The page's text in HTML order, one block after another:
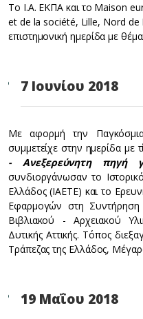
Το Ι.Α. ΕΚΠΑ και το Maison
et de la société, Lille, Nord
επιστημονική ημερίδα με
7 Ιουνίου 2018
Με αφορμή την
συμμετείχε στην ημερίδα με
- Ανεξερεύνητη πηγή
συνδιοργάνωσαν το
Ελλάδος (ΙΑΕΤΕ) και το
Εφαρμογών στη
Βιβλιακού - Αρχειακού
Δυτικής Αττικής. Τόπος
Τράπεζας της Ελλάδος,
19 Μαΐου 2018